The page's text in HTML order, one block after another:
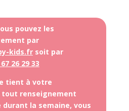
pouvez les
par
kids.frsoit par
26 29 33
tient à votre
renseignement
la semaine, vous